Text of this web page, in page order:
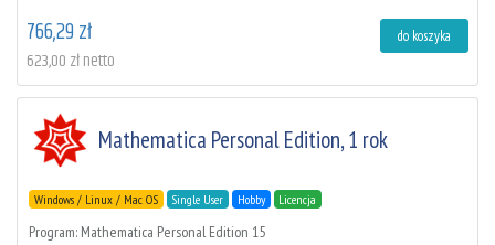
766,29 zł
623,00 zł netto
do koszyka
Mathematica Personal Edition, 1 rok
Windows / Linux / Mac OS Single User Hobby Licencja
Program: Mathematica Personal Edition 15